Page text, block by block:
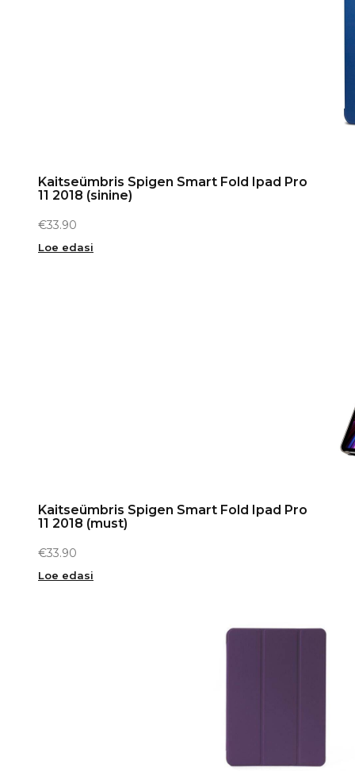
Kaitseümbris Spigen Smart Fold Ipad Pro
11 2018 (sinine)
€33.90
Loe edasi
Kaitseümbris Spigen Smart Fold Ipad Pro
11 2018 (must)
€33.90
Loe edasi